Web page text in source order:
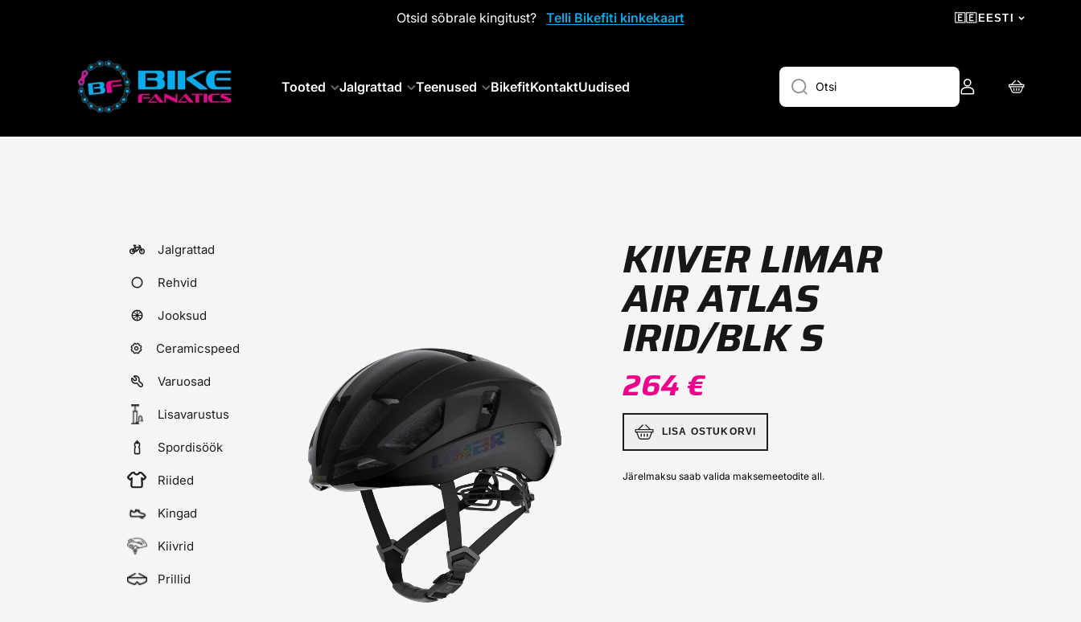
Otsid sõbrale kingitust? Telli Bikefiti kinkekaart 🇪🇪 EESTI
Tooted Jalgrattad Teenused BikefitKontaktUudised Otsi
Logi
sisse
Ostukorv
Jalgrattad
Rehvid
Jooksud
Ceramicspeed
Varuosad
Lisavarustus
Spordisöök
Riided
Kingad
Kiivrid
Prillid
KIIVER LIMAR
AIR ATLAS
IRID/BLK S
264 €
LISA OSTUKORVI
Järelmaksu saab valida maksemeetodite all.